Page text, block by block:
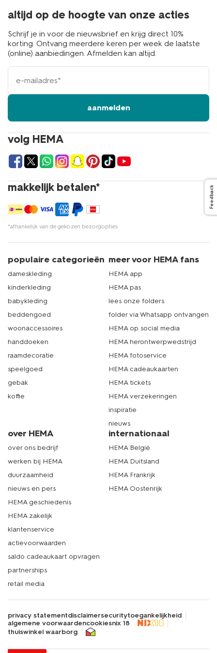
volg HEMA
makkelijk betalen*
*afhankelijk van de gekozen bezorgopties
altijd op de hoogte van onze acties
Schrijf je in voor de nieuwsbrief en krijg direct 10%
korting. Ontvang meerdere keren per week de laatste
(online) aanbiedingen. Afmelden kan altijd.
e-
mailadres
aanmelden
populaire categorieën
dameskleding
kinderkleding
babykleding
beddengoed
woonaccessoires
handdoeken
raamdecoratie
speelgoed
gebak
koffie
meer voor HEMA fans
HEMA app
HEMA pas
lees onze folders
folder via Whatsapp ontvangen
HEMA op social media
HEMA herontwerpwedstrijd
HEMA fotoservice
HEMA cadeaukaarten
HEMA tickets
HEMA verzekeringen
inspiratie
nieuws
over HEMA
over ons bedrijf
werken bij HEMA
duurzaamheid
nieuws en pers
HEMA geschiedenis
HEMA zakelijk
klantenservice
actievoorwaarden
saldo cadeaukaart opvragen
partnerships
retail media
internationaal
HEMA België
HEMA Duitsland
HEMA Frankrijk
HEMA Oostenrijk
privacy statementdisclaimersecuritytoegankelijkheid
algemene voorwaardencookiesnix 18
thuiswinkel waarborg
Feedback